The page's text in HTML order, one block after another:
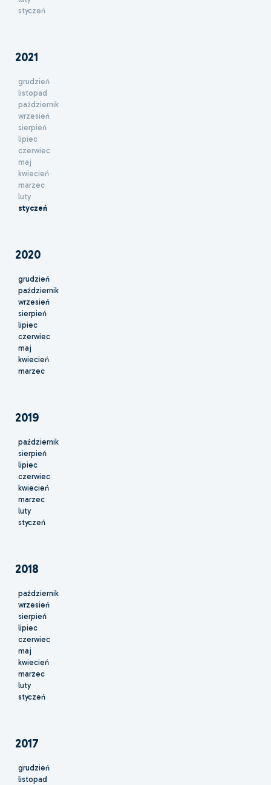
styczeń
2021
grudzień
listopad
październik
wrzesień
sierpień
lipiec
czerwiec
maj
kwiecień
marzec
luty
styczeń
2020
grudzień
październik
wrzesień
sierpień
lipiec
czerwiec
maj
kwiecień
marzec
2019
październik
sierpień
lipiec
czerwiec
kwiecień
marzec
luty
styczeń
2018
październik
wrzesień
sierpień
lipiec
czerwiec
maj
kwiecień
marzec
luty
styczeń
2017
grudzień
listopad